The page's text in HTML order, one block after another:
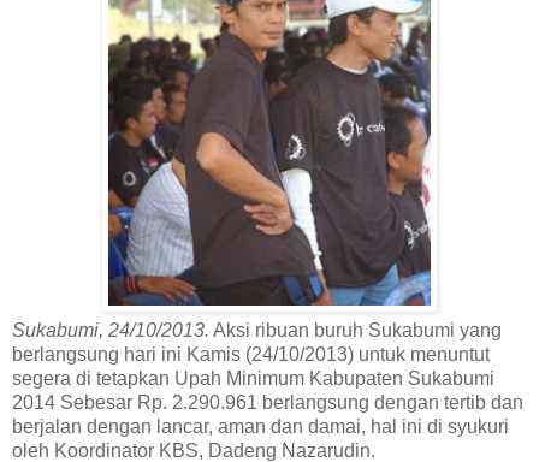
Sukabumi, 24/10/2013. Aksi ribuan buruh Sukabumi yang
berlangsung hari ini Kamis (24/10/2013) untuk menuntut
segera di tetapkan Upah Minimum Kabupaten Sukabumi
2014 Sebesar Rp. 2.290.961 berlangsung dengan tertib dan
berjalan dengan lancar, aman dan damai, hal ini di syukuri
oleh Koordinator KBS, Dadeng Nazarudin.